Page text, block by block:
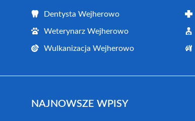
Dentysta Wejherowo
Weterynarz Wejherowo
Wulkanizacja Wejherowo
NAJNOWSZE WPISY